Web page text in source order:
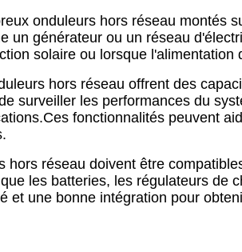
onduleurs hors réseau montés
un générateur ou un réseau
solaire ou lorsque l'alimentation
hors réseau offrent des
surveiller les performances du
fonctionnalités peuvent
hors réseau doivent être
les batteries, les régulateurs de
et une bonne intégration pour